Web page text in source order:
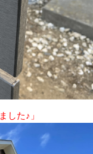
した♪」